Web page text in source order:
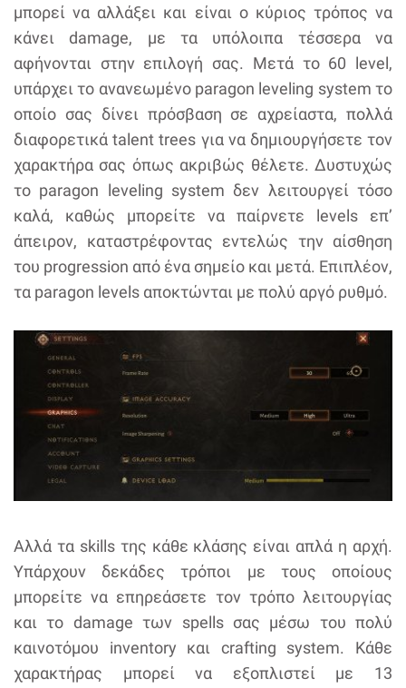
μπορεί να αλλάξει και είναι ο κύριος τρόπος να
κάνει damage, με τα υπόλοιπα τέσσερα να
αφήνονται στην επιλογή σας. Μετά το 60 level,
υπάρχει το ανανεωμένο paragon leveling system το
οποίο σας δίνει πρόσβαση σε αχρείαστα, πολλά
διαφορετικά talent trees για να δημιουργήσετε τον
χαρακτήρα σας όπως ακριβώς θέλετε. Δυστυχώς
το paragon leveling system δεν λειτουργεί τόσο
καλά, καθώς μπορείτε να παίρνετε levels επ’
άπειρον, καταστρέφοντας εντελώς την αίσθηση
του progression από ένα σημείο και μετά. Επιπλέον,
τα paragon levels αποκτώνται με πολύ αργό ρυθμό.
Αλλά τα skills της κάθε κλάσης είναι απλά η αρχή.
Υπάρχουν δεκάδες τρόποι με τους οποίους
μπορείτε να επηρεάσετε τον τρόπο λειτουργίας
και το damage των spells σας μέσω του πολύ
καινοτόμου inventory και crafting system. Κάθε
χαρακτήρας μπορεί να εξοπλιστεί με 13